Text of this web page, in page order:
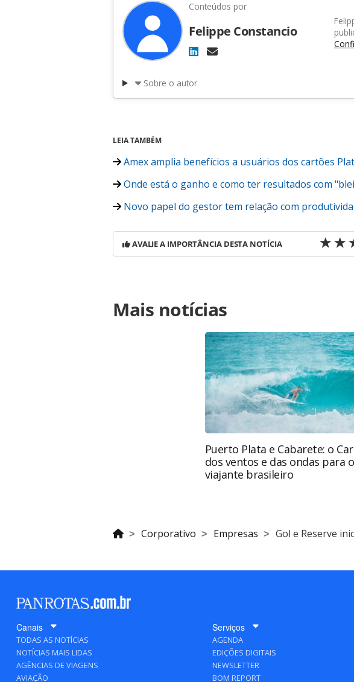
Conteúdos por
Felippe Constancio
Sobre o autor
LEIA TAMBÉM
Amex amplia benefícios a usuários dos cartões
Onde está o ganho e como ter resultados com
Novo papel do gestor tem relação com
AVALIE A IMPORTÂNCIA DESTA NOTÍCIA
https://www.panrotas.com.br/viagens-corporativas/
reserve-iniciam-projeto-em-sistema-de-
oferecidas na página. Todo o conteúdo produzido pela
pela legislação brasileira sobre direito autoral. Não
autorização da PANROTAS Editora
Mais notícias
Puerto Plata e Cabarete: o
dos ventos e das ondas para o
viajante brasileiro
Corporativo Empresas Gol e Reserve
Canais
TODAS AS NOTÍCIAS
NOTÍCIAS MAIS LIDAS
AGÊNCIAS DE VIAGENS
AVIAÇÃO
Serviços
AGENDA
EDIÇÕES DIGITAIS
NEWSLETTER
BOM REPORT